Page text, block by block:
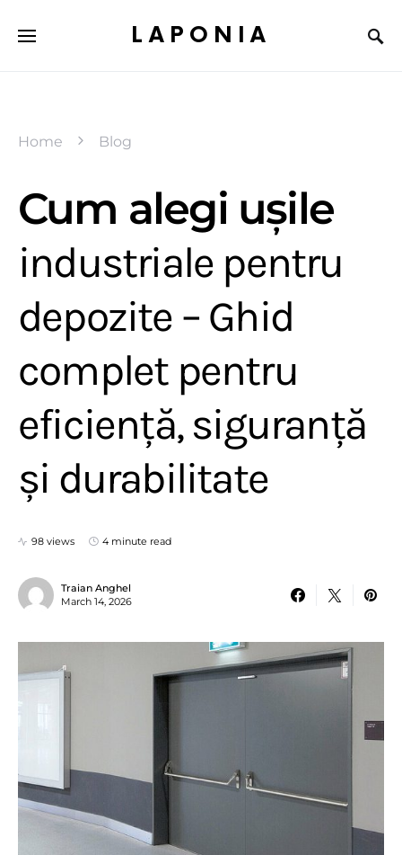
LAPONIA
Home Blog
Cum alegi ușile
industriale pentru
depozite – Ghid
complet pentru
eficiență, siguranță
și durabilitate
98 views 4 minute read
Traian Anghel
March 14, 2026